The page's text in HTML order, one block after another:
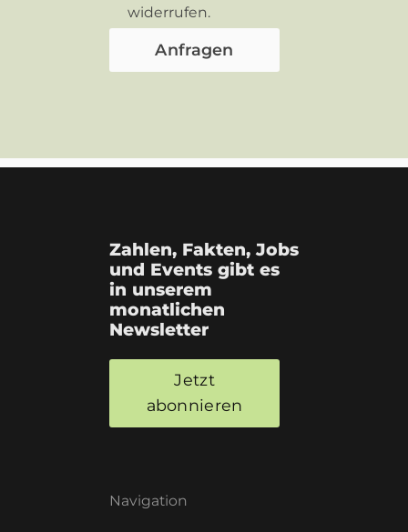
widerrufen.
Zahlen, Fakten, Jobs
und Events gibt es
in unserem
monatlichen
Newsletter
Jetzt
abonnieren
Navigation